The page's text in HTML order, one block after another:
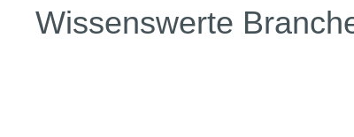
Wissenswerte